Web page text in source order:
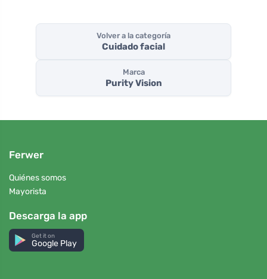
Volver a la categoría
Cuidado facial
Marca
Purity Vision
Ferwer
Quiénes somos
Mayorista
Descarga la app
Get it on
Google Play